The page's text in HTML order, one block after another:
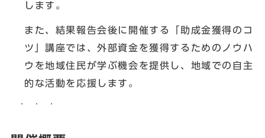
します。
また、結果報告会後に開催する「助成金獲得のコ
ツ」講座では、外部資金を獲得するためのノウハ
ウを地域住民が学ぶ機会を提供し、地域での自主
的な活動を応援します。